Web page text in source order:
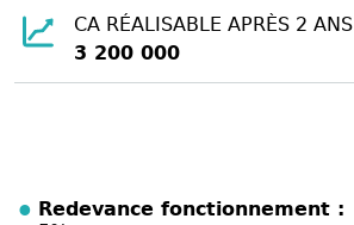
CA RÉALISABLE APRÈS 2 ANS
3 200 000
Redevance fonctionnement :